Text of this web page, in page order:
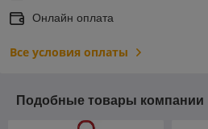
Онлайн оплата
Все условия оплаты
Подобные товары компании